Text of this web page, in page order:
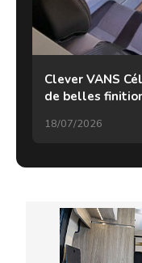
Clever VANS
de belles
18/07/2026